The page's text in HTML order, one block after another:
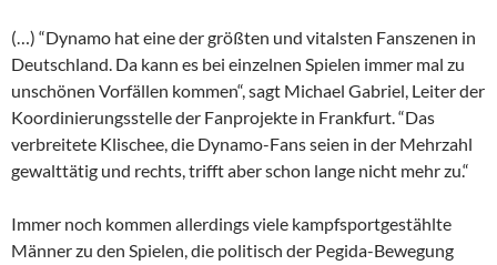
(…) “Dynamo hat eine der größten und vitalsten Fanszenen in
Deutschland. Da kann es bei einzelnen Spielen immer mal zu
unschönen Vorfällen kommen“, sagt Michael Gabriel, Leiter der
Koordinierungsstelle der Fanprojekte in Frankfurt. “Das
verbreitete Klischee, die Dynamo-Fans seien in der Mehrzahl
gewalttätig und rechts, trifft aber schon lange nicht mehr zu.“
Immer noch kommen allerdings viele kampfsportgestählte
Männer zu den Spielen, die politisch der Pegida-Bewegung